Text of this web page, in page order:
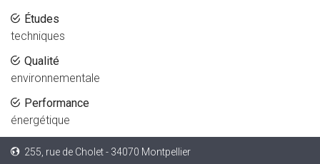
Études
techniques
Qualité
environnementale
Performance
énergétique
255, rue de Cholet - 34070 Montpellier